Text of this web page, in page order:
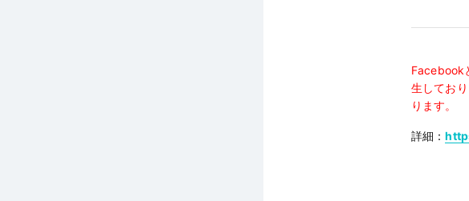
Facebook
生してお
ります。
詳細：